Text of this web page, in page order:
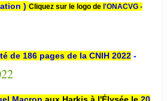
) Cliquez sur le logo de l'ONACVG -
de 186 pages de la CNIH 2022 -